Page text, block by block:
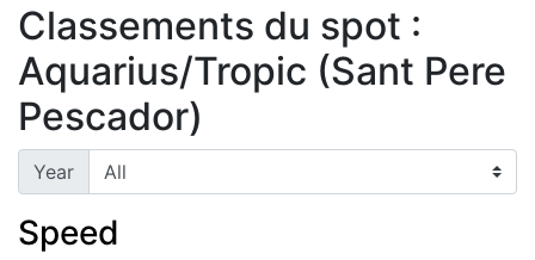
Classements du spot :
Aquarius/Tropic (Sant Pere
Pescador)
Year
Speed